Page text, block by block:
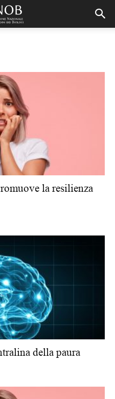
la resilienza
della paura